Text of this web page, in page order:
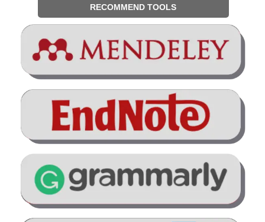
RECOMMEND TOOLS